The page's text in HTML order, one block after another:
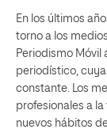
En los últimos
torno a los
Periodismo
periodístico,
constante. Los
profesionales a
nuevos hábitos